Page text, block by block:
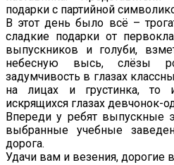
подарки с партийной
В этот день было всё –
сладкие подарки от
выпускников и голуби,
небесную высь, слёзы
задумчивость в глазах
на лицах и грустинка,
искрящихся глазах девчонок-
Впереди у ребят выпускные
выбранные учебные
дорога.
Удачи вам и везения, дорогие